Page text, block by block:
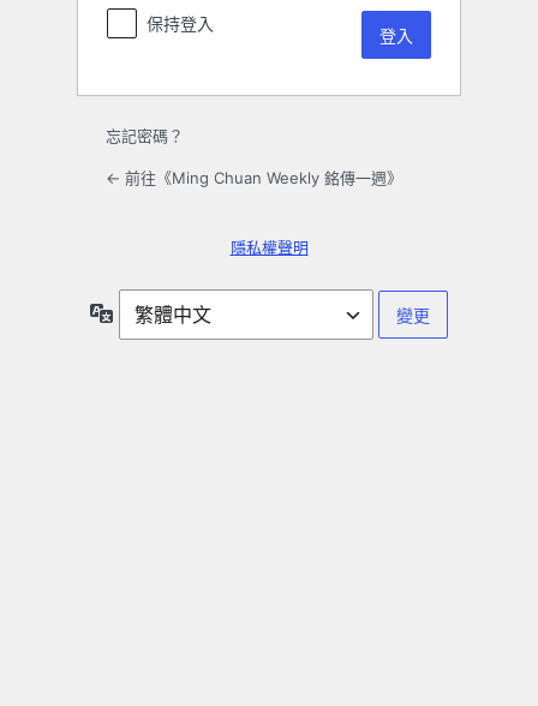
保持登入
忘記密碼？
← 前往《Ming Chuan Weekly 銘傳一週》
隱私權聲明
言